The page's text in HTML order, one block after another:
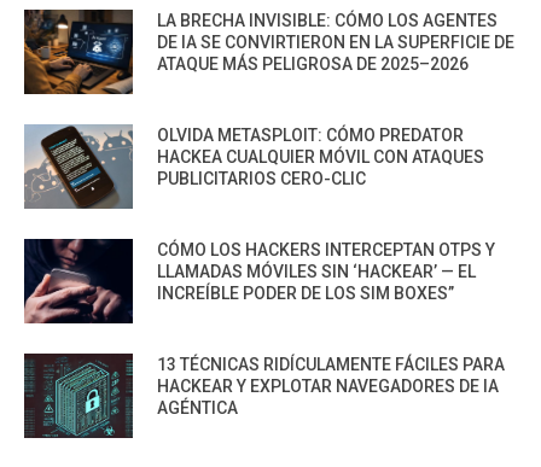
LA BRECHA INVISIBLE: CÓMO LOS AGENTES
DE IA SE CONVIRTIERON EN LA SUPERFICIE DE
ATAQUE MÁS PELIGROSA DE 2025–2026
OLVIDA METASPLOIT: CÓMO PREDATOR
HACKEA CUALQUIER MÓVIL CON ATAQUES
PUBLICITARIOS CERO-CLIC
CÓMO LOS HACKERS INTERCEPTAN OTPS Y
LLAMADAS MÓVILES SIN ‘HACKEAR’ — EL
INCREÍBLE PODER DE LOS SIM BOXES”
13 TÉCNICAS RIDÍCULAMENTE FÁCILES PARA
HACKEAR Y EXPLOTAR NAVEGADORES DE IA
AGÉNTICA